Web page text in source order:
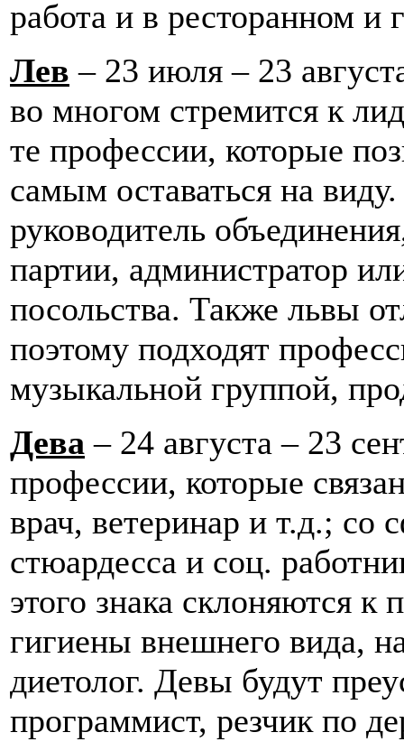
работа и в ресторанном и
Лев – 23 июля – 23
во многом стремится к
те профессии, которые
самым оставаться на
руководитель
партии, администратор
посольства. Также львы
поэтому подходят
музыкальной группой,
Дева – 24 августа – 23
профессии, которые
врач, ветеринар и т.д.; со
стюардесса и соц.
этого знака склоняются к
гигиены внешнего вида,
диетолог. Девы будут
программист, резчик по